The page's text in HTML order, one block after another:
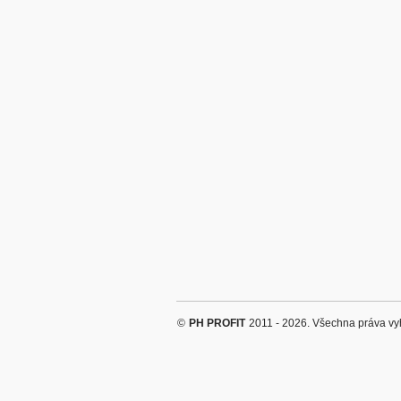
© PH PROFIT 2011 - 2026. Všechna práva